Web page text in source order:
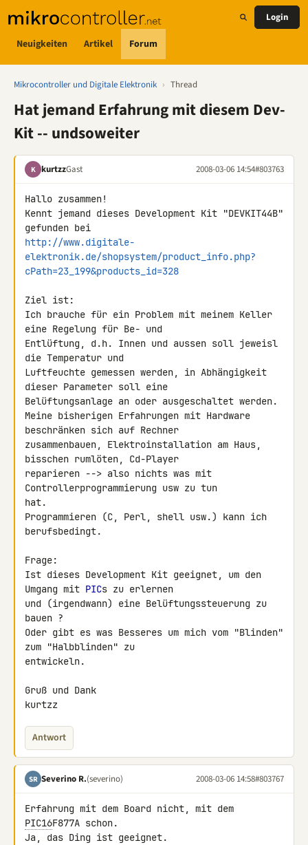
Neuigkeiten Artikel Forum
Login
Mikrocontroller und Digitale Elektronik › Thread
Hat jemand Erfahrung mit diesem Dev-
Kit -- undsoweiter
K kurtzzGast 2008-03-06 14:54#803763
Hallo zusammen!
Kennt jemand dieses Development Kit "DEVKIT44B"
http://www.digitale-
elektronik.de/shopsystem/product_info.php?
cPath=23_199&products_id=328
Ziel ist:
Ich brauche für ein Problem mit meinem Keller
eine Regelung für Be- und
Entlüftung, d.h. Innen und aussen soll jeweisl
die Temperatur und
Luftfeuchte gemessen werden, in Abhängigkeit
dieser Parameter soll eine
Belüftungsanlage an oder ausgeschaltet werden.
Meine bisherigen Erfahrungen mit Hardware
beschränken sich auf Rechner
zusammenbauen, Elektroinstallation am Haus,
bisschen rumlöten, Cd-Player
reparieren --> also nichts was mit
Controllerprogrammierung usw zu tun
hat.
Programmieren (C, Perl, shell usw.) kann ich
berufsbedingt.
Frage:
Ist dieses Development Kit geeignet, um den
Umgang mit PICs zu erlernen
und (irgendwann) eine Belüftungssteuerung zu
bauen ?
Oder gibt es was Besseres um mich vom "Blinden"
zum "Halbblinden" zu
entwickeln.
Gruß und Dank
kurtzz
Antwort
SR Severino R.(severino) 2008-03-06 14:58#803767
PIC16F877A schon.
Ja, das Ding ist geeignet.